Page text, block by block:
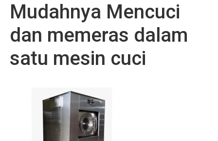
Mudahnya Mencuci
dan memeras dalam
satu mesin cuci